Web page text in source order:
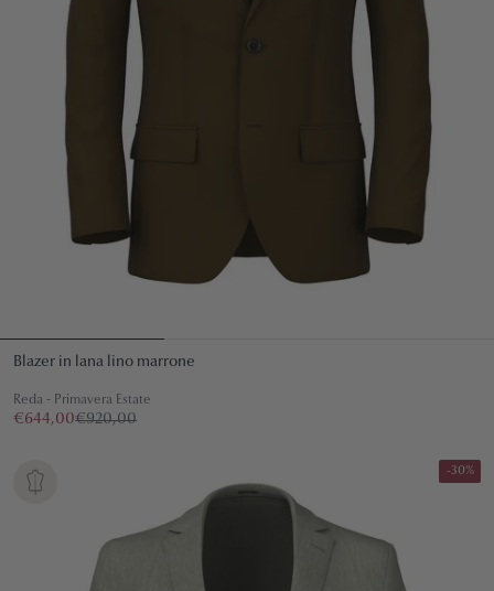
Blazer in lana lino marrone
Reda - Primavera Estate
€644,00€920,00
-30%